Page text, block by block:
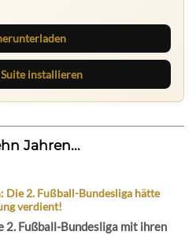
installieren
Jahren...
Die 2. Fußball-Bundesliga hätte
verdient!
Fußball-Bundesliga mit ihren